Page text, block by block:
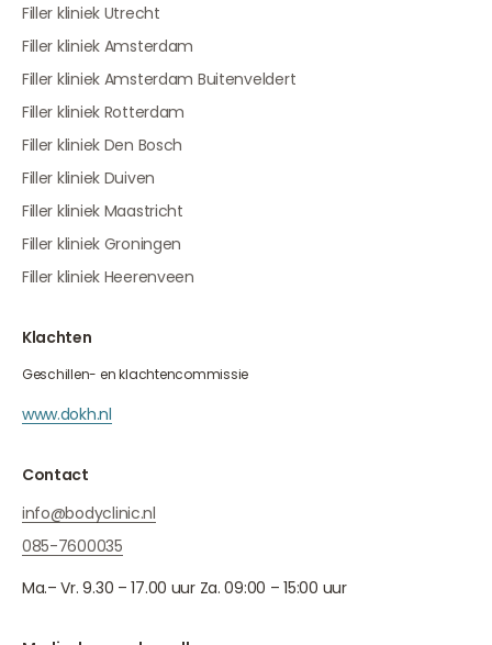
Filler kliniek Utrecht
Filler kliniek Amsterdam
Filler kliniek Amsterdam Buitenveldert
Filler kliniek Rotterdam
Filler kliniek Den Bosch
Filler kliniek Duiven
Filler kliniek Maastricht
Filler kliniek Groningen
Filler kliniek Heerenveen
Klachten
Geschillen- en klachtencommissie
www.dokh.nl
Contact
info@bodyclinic.nl
085-7600035
Ma.– Vr. 9.30 – 17.00 uur Za. 09:00 – 15:00 uur